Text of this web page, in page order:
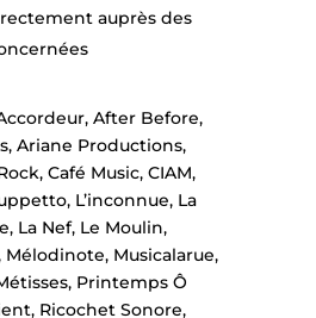
auprès des
After Before,
Ariane Productions,
Café Music, CIAM,
L’inconnue, La
La Nef, Le Moulin,
Mélodinote, Musicalarue,
Printemps Ô
Ricochet Sonore,